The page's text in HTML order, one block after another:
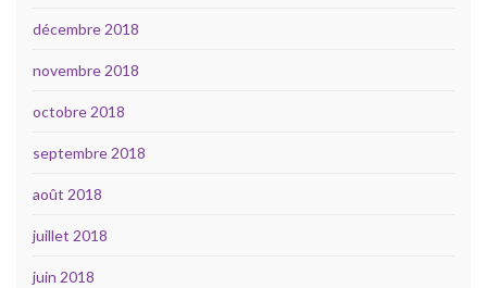
décembre 2018
novembre 2018
octobre 2018
septembre 2018
août 2018
juillet 2018
juin 2018